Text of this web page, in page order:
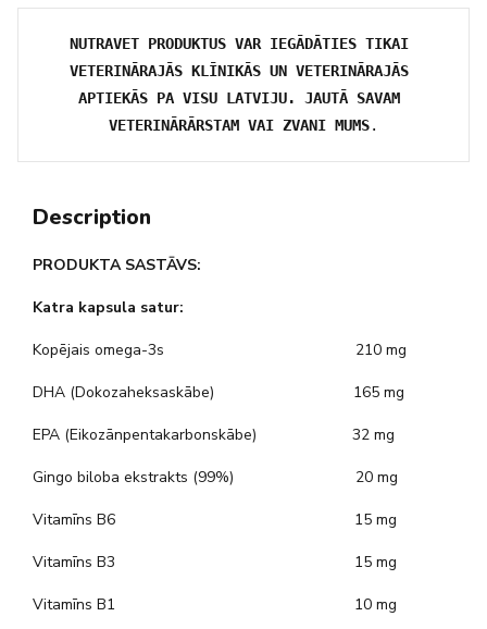
NUTRAVET PRODUKTUS VAR IEGĀDĀTIES TIKAI
VETERINĀRAJĀS KLĪNIKĀS UN VETERINĀRAJĀS
APTIEKĀS PA VISU LATVIJU. JAUTĀ SAVAM
VETERINĀRĀRSTAM VAI ZVANI MUMS.
Description
PRODUKTA SASTĀVS:
Katra kapsula satur:
Kopējais omega-3s 210 mg
DHA (Dokozaheksaskābe) 165 mg
EPA (Eikozānpentakarbonskābe) 32 mg
Gingo biloba ekstrakts (99%) 20 mg
Vitamīns B6 15 mg
Vitamīns B3 15 mg
Vitamīns B1 10 mg